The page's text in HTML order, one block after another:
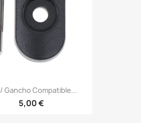
Gancho Compatible...
5,00 €